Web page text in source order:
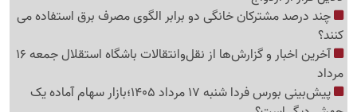
چند درصد مشترکان خانگی دو برابر الگوی مصرف برق استفاده می
کنند؟
آخرین اخبار و گزارش‌ها از نقل‌وانتقالات باشگاه استقلال جمعه 16
مرداد
پیش‌بینی بورس فردا شنبه 17 مرداد 1405؛بازار سهام آماده یک